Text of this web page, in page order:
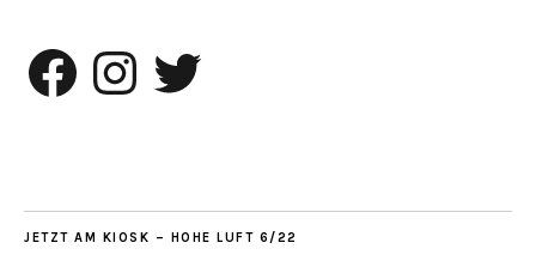
Facebook InstagramTwitter
JETZT AM KIOSK – HOHE LUFT 6/22